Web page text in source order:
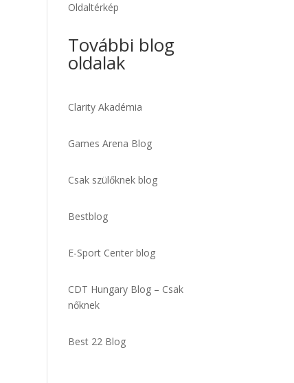
Oldaltérkép
További blog
oldalak
Clarity Akadémia
Games Arena Blog
Csak szülőknek blog
Bestblog
E-Sport Center blog
CDT Hungary Blog – Csak
nőknek
Best 22 Blog